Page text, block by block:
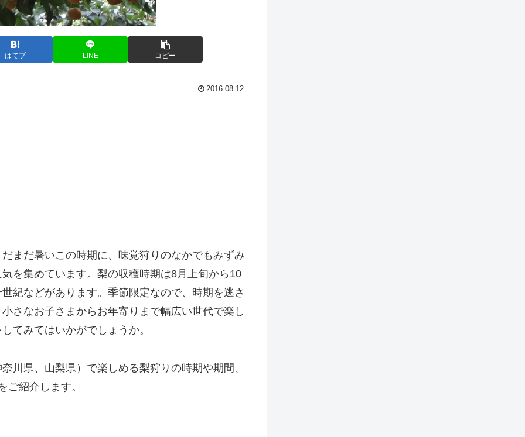
はてブ LINE コピー
2016.08.12
まだ暑いこの時期に、味覚狩りのなかでもみずみ
を集めています。梨の収穫時期は8月上旬から10
紀などがあります。季節限定なので、時期を逃さ
さなお子さまからお年寄りまで幅広い世代で楽し
てみてはいかがでしょうか。
川県、山梨県）で楽しめる梨狩りの時期や期間、
ご紹介します。